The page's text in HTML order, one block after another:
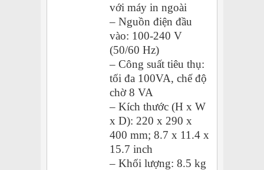
với máy in ngoài
– Nguồn điện đầu
vào: 100-240 V
(50/60 Hz)
– Công suất tiêu thụ:
tối đa 100VA, chế độ
chờ 8 VA
– Kích thước (H x W
x D): 220 x 290 x
400 mm; 8.7 x 11.4 x
15.7 inch
– Khối lượng: 8.5 kg